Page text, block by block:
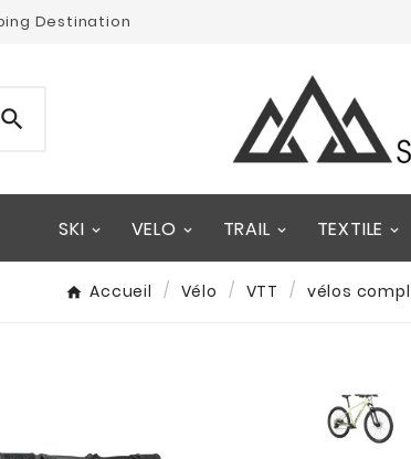
Destination

SKI VELO TRAIL TEXTILE
Accueil Vélo VTT vélos